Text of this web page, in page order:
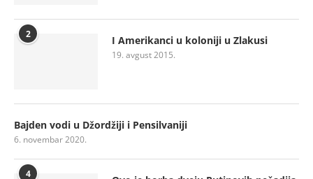
2 I Amerikanci u koloniji u Zlakusi
19. avgust 2015.
Bajden vodi u Džordžiji i Pensilvaniji
6. novembar 2020.
4